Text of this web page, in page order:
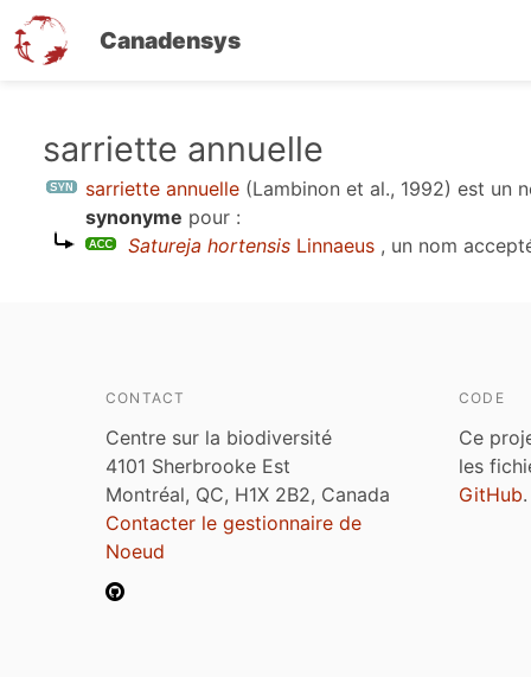
Canadensys
contenu
sarriette annuelle
sarriette annuelle (Lambinon et al., 1992) est un
synonyme pour :
Satureja hortensis Linnaeus , un nom
CONTACT
Centre sur la biodiversité
4101 Sherbrooke Est
Montréal, QC, H1X 2B2, Canada
Contacter le gestionnaire de
Noeud
CODE
Ce
les
GitHub.